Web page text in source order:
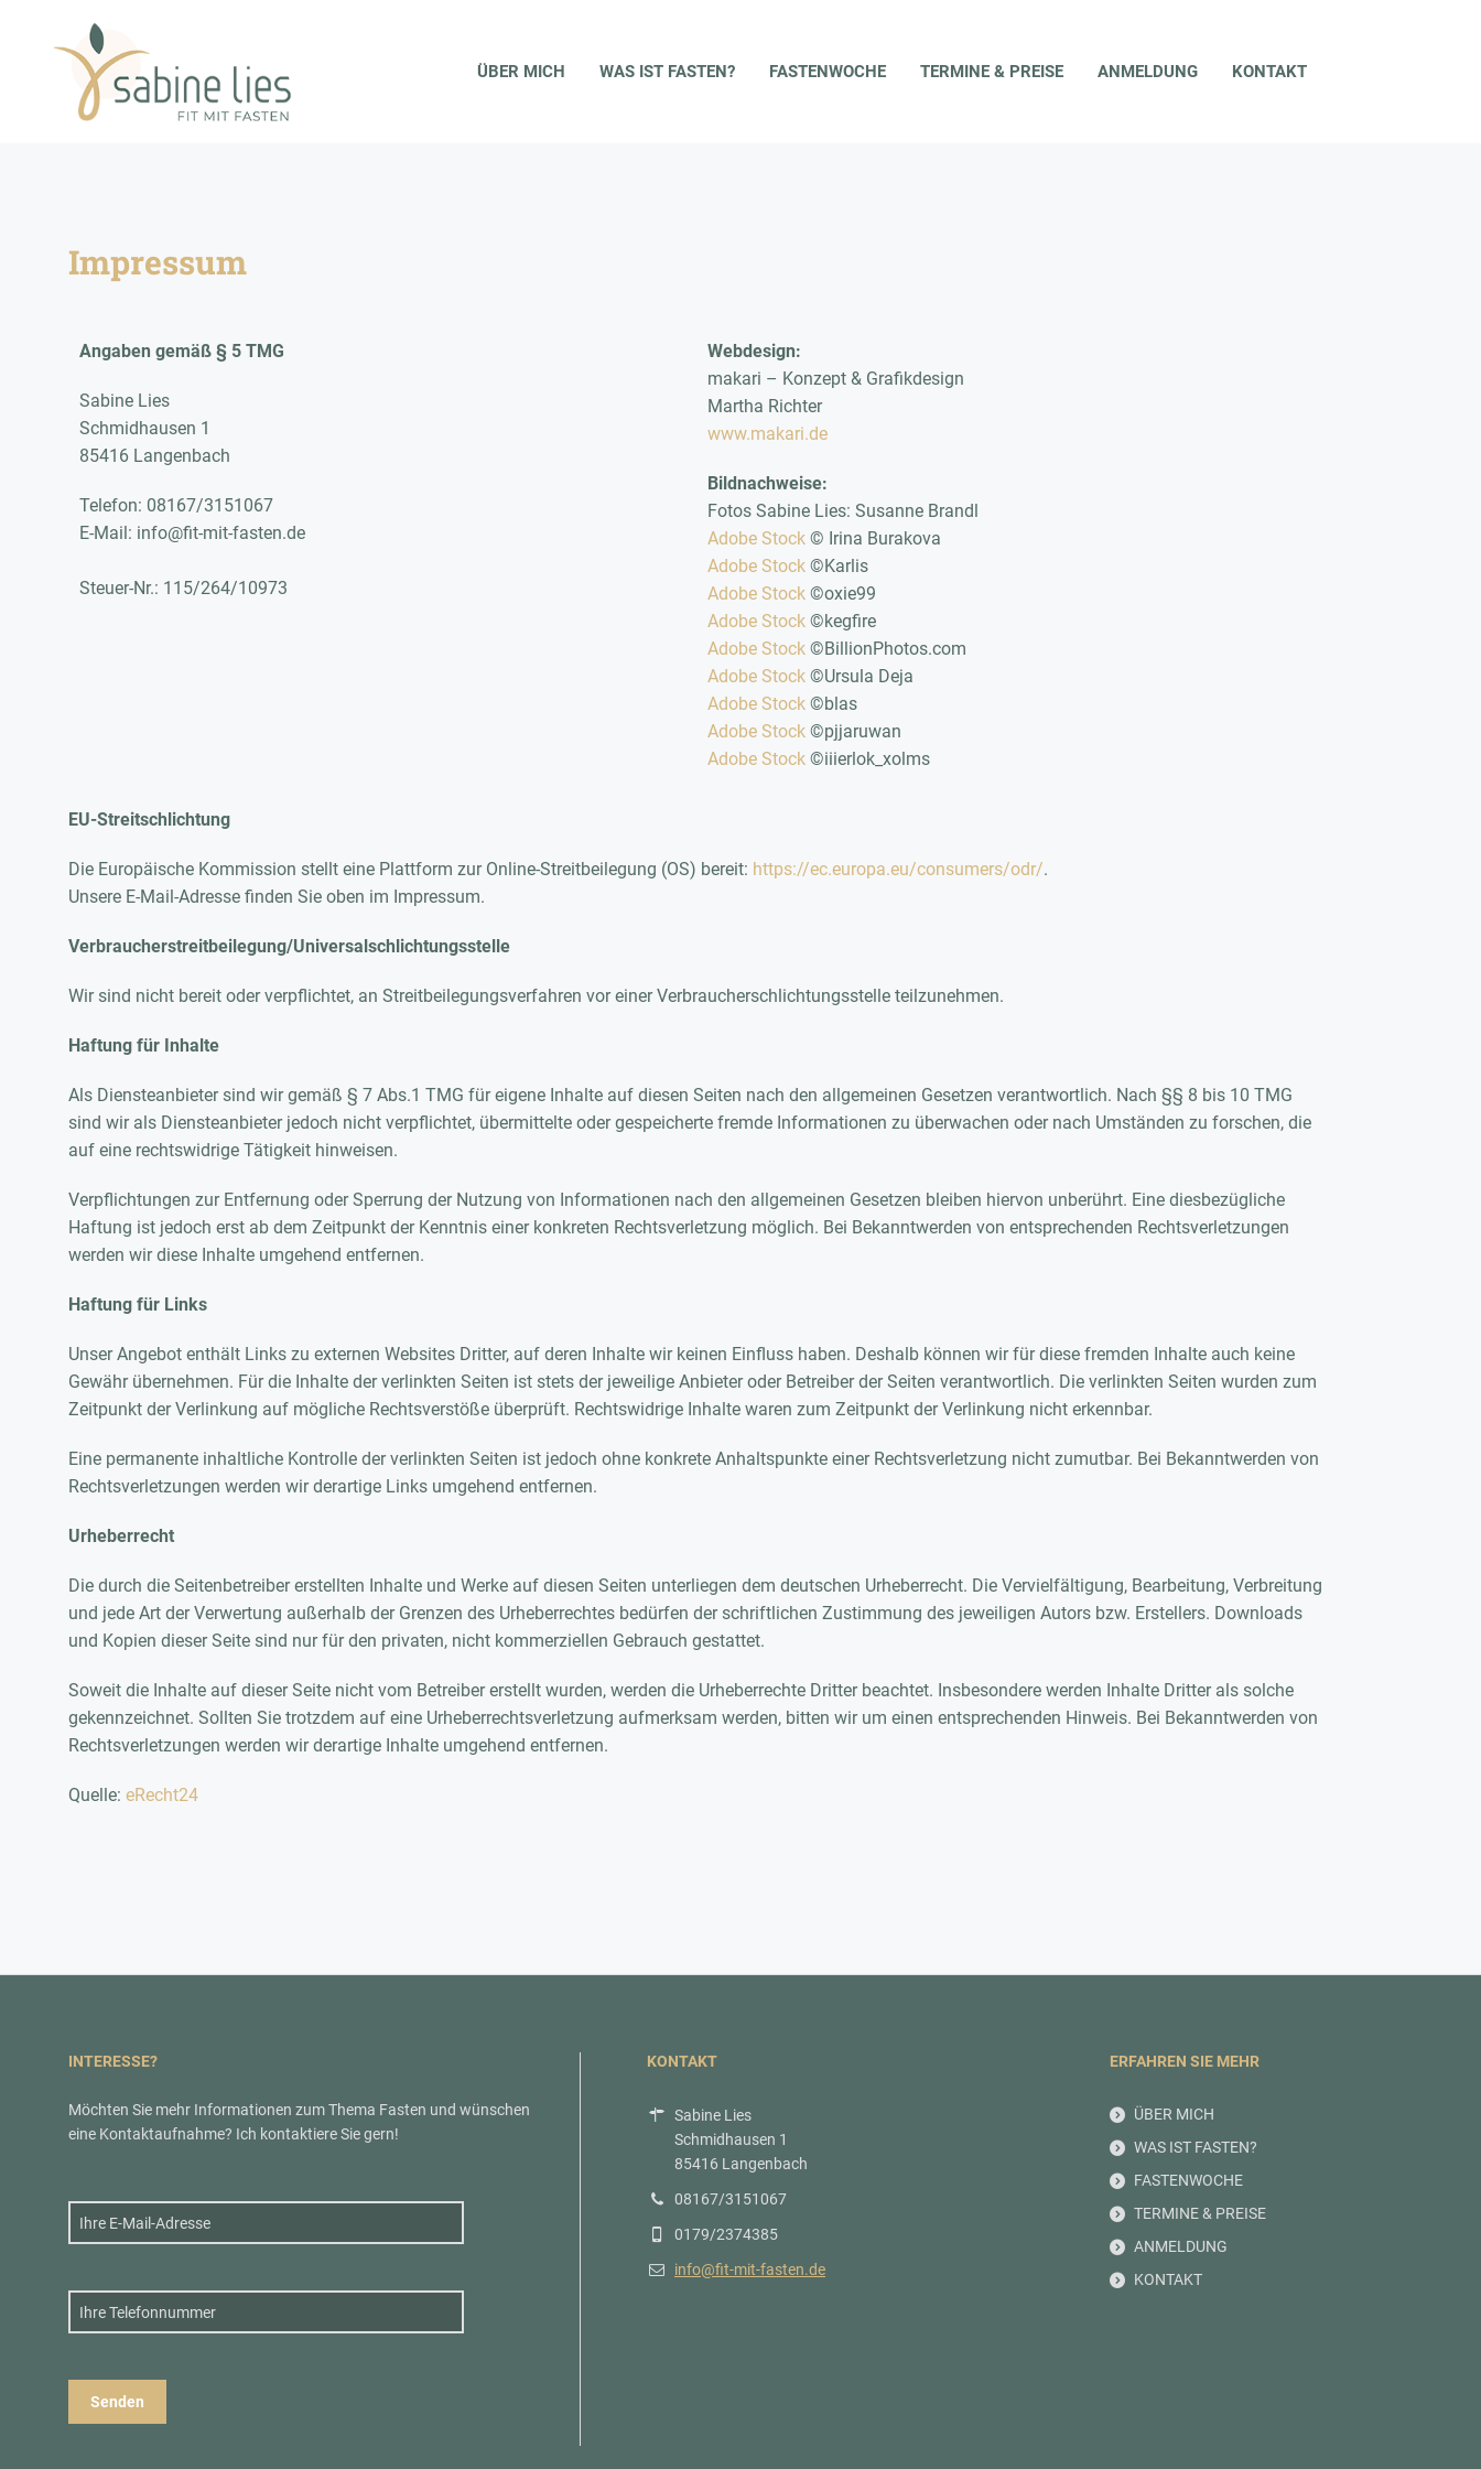
ÜBER MICH WAS IST FASTEN? FASTENWOCHE TERMINE & PREISE ANMELDUNG KONTAKT
Impressum
Angaben gemäß § 5 TMG
Sabine Lies
Schmidhausen 1
85416 Langenbach
Telefon: 08167/3151067
E-Mail: info@fit-mit-fasten.de
Steuer-Nr.: 115/264/10973
Webdesign:
makari – Konzept & Grafikdesign
Martha Richter
www.makari.de
Bildnachweise:
Fotos Sabine Lies: Susanne Brandl
Adobe Stock © Irina Burakova
Adobe Stock ©Karlis
Adobe Stock ©oxie99
Adobe Stock ©kegfire
Adobe Stock ©BillionPhotos.com
Adobe Stock ©Ursula Deja
Adobe Stock ©blas
Adobe Stock ©pjjaruwan
Adobe Stock ©iiierlok_xolms
EU-Streitschlichtung
Die Europäische Kommission stellt eine Plattform zur Online-Streitbeilegung (OS) bereit: https://ec.europa.eu/consumers/odr/.
Unsere E-Mail-Adresse finden Sie oben im Impressum.
Verbraucher­streit­beilegung/Universal­schlichtungs­stelle
Wir sind nicht bereit oder verpflichtet, an Streitbeilegungsverfahren vor einer Verbraucherschlichtungsstelle teilzunehmen.
Haftung für Inhalte
Als Diensteanbieter sind wir gemäß § 7 Abs.1 TMG für eigene Inhalte auf diesen Seiten nach den allgemeinen Gesetzen verantwortlich. Nach §§ 8 bis 10 TMG
sind wir als Diensteanbieter jedoch nicht verpflichtet, übermittelte oder gespeicherte fremde Informationen zu überwachen oder nach Umständen zu forschen, die
auf eine rechtswidrige Tätigkeit hinweisen.
Verpflichtungen zur Entfernung oder Sperrung der Nutzung von Informationen nach den allgemeinen Gesetzen bleiben hiervon unberührt. Eine diesbezügliche
Haftung ist jedoch erst ab dem Zeitpunkt der Kenntnis einer konkreten Rechtsverletzung möglich. Bei Bekanntwerden von entsprechenden Rechtsverletzungen
werden wir diese Inhalte umgehend entfernen.
Haftung für Links
Unser Angebot enthält Links zu externen Websites Dritter, auf deren Inhalte wir keinen Einfluss haben. Deshalb können wir für diese fremden Inhalte auch keine
Gewähr übernehmen. Für die Inhalte der verlinkten Seiten ist stets der jeweilige Anbieter oder Betreiber der Seiten verantwortlich. Die verlinkten Seiten wurden zum
Zeitpunkt der Verlinkung auf mögliche Rechtsverstöße überprüft. Rechtswidrige Inhalte waren zum Zeitpunkt der Verlinkung nicht erkennbar.
Eine permanente inhaltliche Kontrolle der verlinkten Seiten ist jedoch ohne konkrete Anhaltspunkte einer Rechtsverletzung nicht zumutbar. Bei Bekanntwerden von
Rechtsverletzungen werden wir derartige Links umgehend entfernen.
Urheberrecht
Die durch die Seitenbetreiber erstellten Inhalte und Werke auf diesen Seiten unterliegen dem deutschen Urheberrecht. Die Vervielfältigung, Bearbeitung, Verbreitung
und jede Art der Verwertung außerhalb der Grenzen des Urheberrechtes bedürfen der schriftlichen Zustimmung des jeweiligen Autors bzw. Erstellers. Downloads
und Kopien dieser Seite sind nur für den privaten, nicht kommerziellen Gebrauch gestattet.
Soweit die Inhalte auf dieser Seite nicht vom Betreiber erstellt wurden, werden die Urheberrechte Dritter beachtet. Insbesondere werden Inhalte Dritter als solche
gekennzeichnet. Sollten Sie trotzdem auf eine Urheberrechtsverletzung aufmerksam werden, bitten wir um einen entsprechenden Hinweis. Bei Bekanntwerden von
Rechtsverletzungen werden wir derartige Inhalte umgehend entfernen.
Quelle: eRecht24
INTERESSE?
Möchten Sie mehr Informationen zum Thema Fasten und wünschen
eine Kontaktaufnahme? Ich kontaktiere Sie gern!
KONTAKT
Sabine Lies
Schmidhausen 1
85416 Langenbach
08167/3151067
0179/2374385
info@fit-mit-fasten.de
ERFAHREN SIE MEHR
ÜBER MICH
WAS IST FASTEN?
FASTENWOCHE
TERMINE & PREISE
ANMELDUNG
KONTAKT